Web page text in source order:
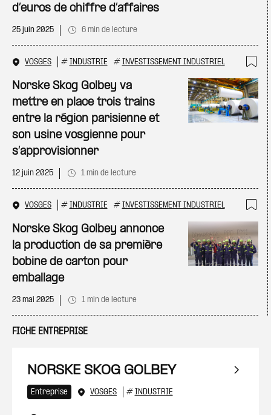
d’euros de chiffre d’affaires
25 juin 2025 6 min de lecture
VOSGES # INDUSTRIE # INVESTISSEMENT INDUSTRIEL
Norske Skog Golbey va
mettre en place trois trains
entre la région parisienne et
son usine vosgienne pour
s’approvisionner
12 juin 2025 1 min de lecture
VOSGES # INDUSTRIE # INVESTISSEMENT INDUSTRIEL
Norske Skog Golbey annonce
la production de sa première
bobine de carton pour
emballage
23 mai 2025 1 min de lecture
FICHE ENTREPRISE
NORSKE SKOG GOLBEY
Entreprise VOSGES # INDUSTRIE